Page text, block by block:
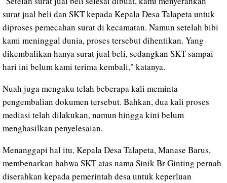
surat jual beli dan SKT kepada Kepala Desa Talapeta untuk
diproses pemecahan surat di kecamatan. Namun setelah bibi
kami meninggal dunia, proses tersebut dihentikan. Yang
dikembalikan hanya surat jual beli, sedangkan SKT sampai
hari ini belum kami terima kembali," katanya.
Nuah juga mengaku telah beberapa kali meminta
pengembalian dokumen tersebut. Bahkan, dua kali proses
mediasi telah dilakukan, namun hingga kini belum
menghasilkan penyelesaian.
Menanggapi hal itu, Kepala Desa Talapeta, Manase Barus,
membenarkan bahwa SKT atas nama Sinik Br Ginting pernah
diserahkan kepada pemerintah desa untuk keperluan